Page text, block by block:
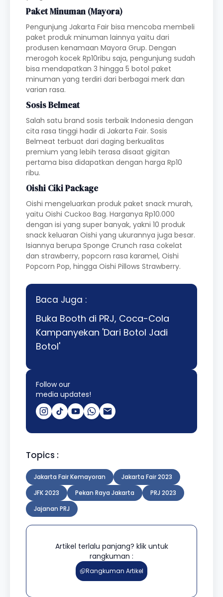
Paket Minuman (Mayora)
Pengunjung Jakarta Fair bisa mencoba membeli
paket produk minuman lainnya yaitu dari
produsen kenamaan Mayora Grup. Dengan
merogoh kocek Rp10ribu saja, pengunjung sudah
bisa mendapatkan 3 hingga 5 botol paket
minuman yang terdiri dari berbagai merk dan
varian rasa.
Sosis Belmeat
Salah satu brand sosis terbaik Indonesia dengan
cita rasa tinggi hadir di Jakarta Fair. Sosis
Belmeat terbuat dari daging berkualitas
premium yang lebih terasa disaat gigitan
pertama bisa didapatkan dengan harga Rp10
ribu.
Oishi Ciki Package
Oishi mengeluarkan produk paket snack murah,
yaitu Oishi Cuckoo Bag. Harganya Rp10.000
dengan isi yang super banyak, yakni 10 produk
snack keluaran Oishi yang ukurannya juga besar.
Isiannya berupa Sponge Crunch rasa cokelat
dan strawberry, popcorn rasa karamel, Oishi
Popcorn Pop, hingga Oishi Pillows Strawberry.
Baca Juga :
Buka Booth di PRJ, Coca-Cola
Kampanyekan 'Dari Botol Jadi
Botol'
Follow our
media updates!
Topics :
Jakarta Fair Kemayoran
Jakarta Fair 2023
JFK 2023
Pekan Raya Jakarta
PRJ 2023
Jajanan PRJ
Artikel terlalu panjang? klik untuk
rangkuman :
Rangkuman Artikel